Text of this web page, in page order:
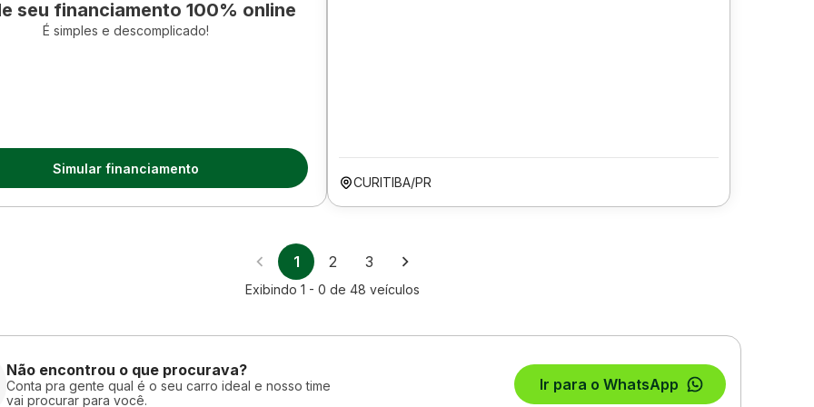
seu financiamento 100% online
É simples e descomplicado!
Simular financiamento
CURITIBA/PR
1 2 3
Exibindo 1 - 0 de 48 veículos
Não encontrou o que procurava?
Conta pra gente qual é o seu carro ideal e nosso time
vai procurar para você.
Ir para o WhatsApp